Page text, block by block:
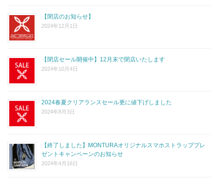
【閉店のお知らせ】
2024年12月1日
【閉店セール開催中】12月末で閉店いたします
2024年10月4日
2024春夏クリアランスセール更に値下げしました
2024年8月3日
【終了しました】MONTURAオリジナルスマホストラッププレ
ゼントキャンペーンのお知らせ
2024年4月16日